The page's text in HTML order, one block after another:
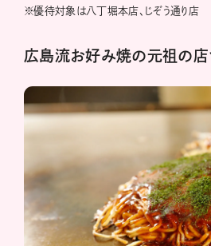
※優待対象は八丁堀本店、じぞう通り店
広島流お好み焼の元祖の店